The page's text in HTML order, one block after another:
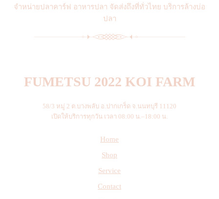
จำหน่ายปลาคาร์ฟ อาหารปลา จัดส่งถึงที่ทั่วไทย บริการล้างบ่อ
ปลา
FUMETSU 2022 KOI FARM
58/3 หมู่ 2 ต.บางพลับ อ.ปากเกร็ด จ.นนทบุรี 11120
เปิดให้บริการทุกวัน เวลา 08:00 น.–18:00 น.
Home
Shop
Service
Contact